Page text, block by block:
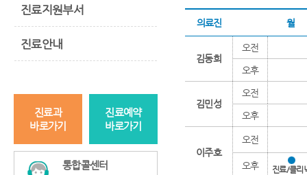
진료지원부서
진료안내
진료과
바로가기
진료예약
바로가기
통합콜센터
의료진 월
김동희
오전
오후
김민성
오전
오후
이주호
오전
오후 진료/클리